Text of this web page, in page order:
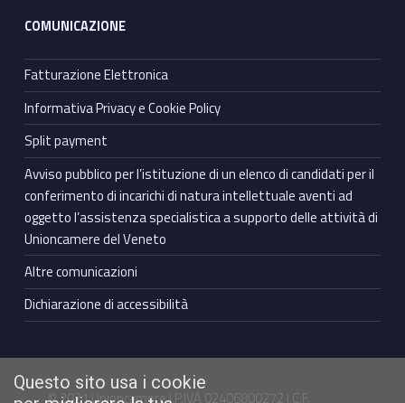
COMUNICAZIONE
Fatturazione Elettronica
Informativa Privacy e Cookie Policy
Split payment
Avviso pubblico per l’istituzione di un elenco di candidati per il
conferimento di incarichi di natura intellettuale aventi ad
oggetto l’assistenza specialistica a supporto delle attività di
Unioncamere del Veneto
Altre comunicazioni
Dichiarazione di accessibilità
© 2021 Unioncamere | P.IVA 02406800272 | C.F.
Questo sito usa i cookie